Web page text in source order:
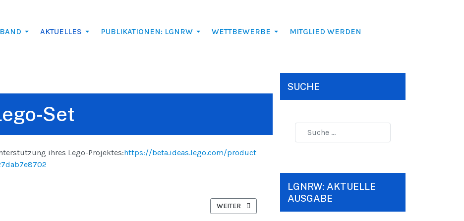
AKTUELLES PUBLIKATIONEN: LGNRW WETTBEWERBE MITGLIED WERDEN
Set
ihres Lego-Projektes:https://beta.ideas.lego.com/product
NÄCHSTER BEITRAG: NEUE ZEITSCHRIFT "DIDAKTIK DES HEBRÄISCHEN.
WEITER
SUCHE
LGNRW: AKTUELLE
AUSGABE